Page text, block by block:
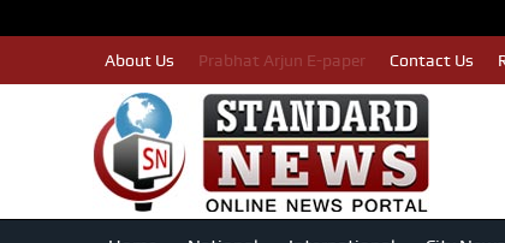
About Us Prabhat Arjun E-paper Contact Us